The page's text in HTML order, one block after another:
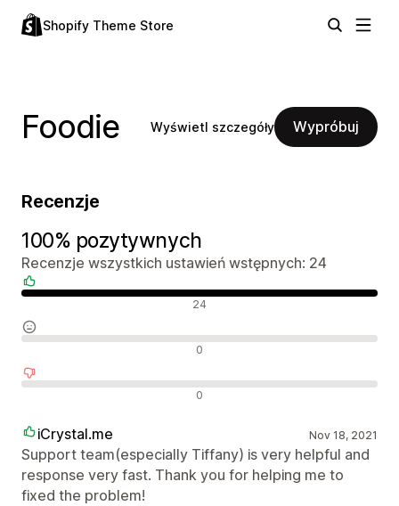
Shopify Theme Store
Foodie Wyświetl szczegóły Wypróbuj
Recenzje
100% pozytywnych
Recenzje wszystkich ustawień wstępnych: 24
24
0
0
iCrystal.me Nov 18, 2021
Support team(especially Tiffany) is very helpful and
response very fast. Thank you for helping me to
fixed the problem!